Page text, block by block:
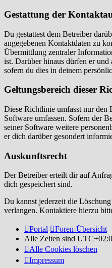
Gestattung der
Du gestattest dem Betreiber
angegebenen Kontaktdaten zu
Übermittlung zentraler
ist. Darüber hinaus dürfen er
sofern du dies in deinem
Geltungsbereich dieser
Diese Richtlinie umfasst nur den
Software umfassen. Sofern der
seiner Software weitere
er dich darüber gesondert
Auskunftsrecht
Der Betreiber erteilt dir auf
dich gespeichert sind.
Du kannst jederzeit die
verlangen. Kontaktiere hierzu
Portal
Foren-Übersicht
Alle Zeiten sind
Alle Cookies löschen
Impressum